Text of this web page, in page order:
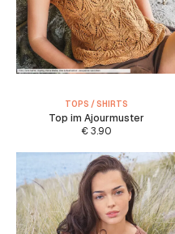
TOPS / SHIRTS
Top im Ajourmuster
€3.90